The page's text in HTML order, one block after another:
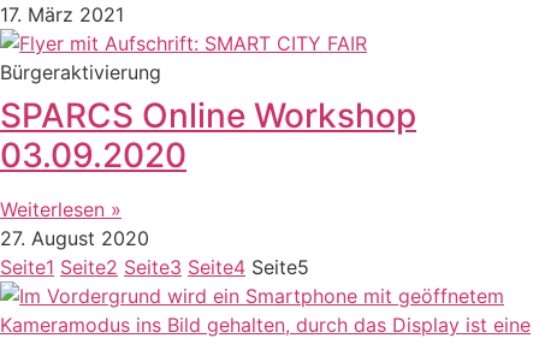
17. März 2021
Bürgeraktivierung
SPARCS Online Workshop
03.09.2020
Weiterlesen »
27. August 2020
Seite1 Seite2 Seite3 Seite4 Seite5